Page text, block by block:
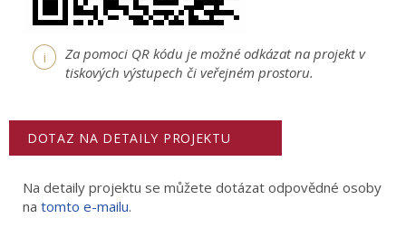
i
Za pomoci QR kódu je možné odkázat na projekt v
tiskových výstupech či veřejném prostoru.
DOTAZ NA DETAILY PROJEKTU
Na detaily projektu se můžete dotázat odpovědné osoby
na tomto e-mailu.